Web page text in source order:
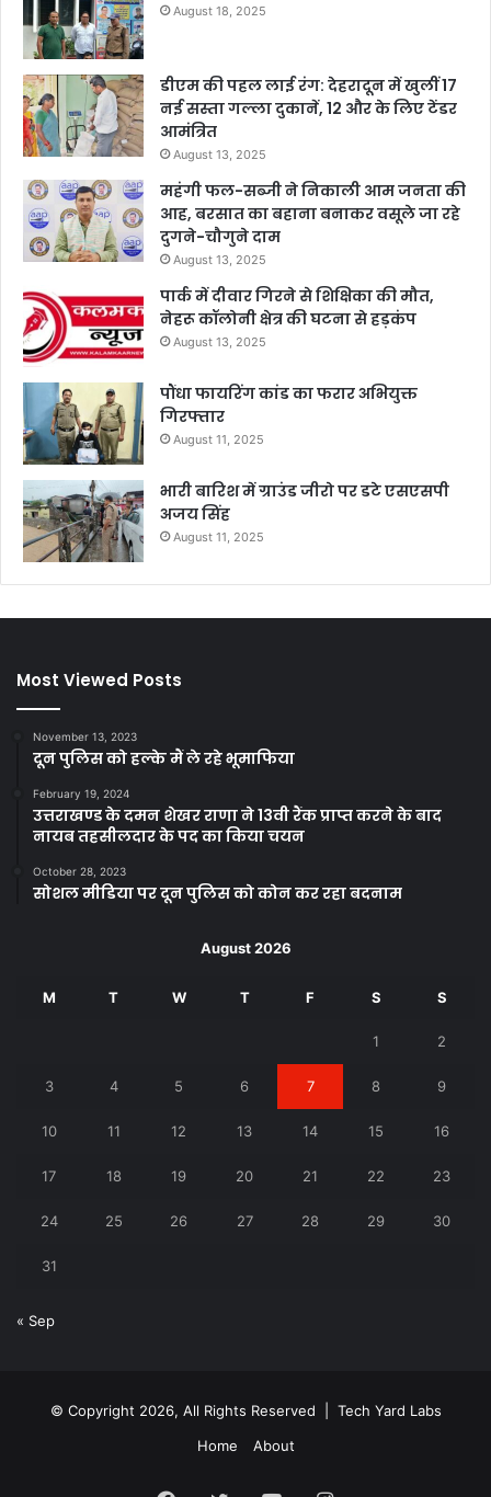
August 18, 2025
डीएम की पहल लाई रंग: देहरादून में खुलीं 17
नई सस्ता गल्ला दुकानें, 12 और के लिए टेंडर
आमंत्रित
August 13, 2025
महंगी फल-सब्जी ने निकाली आम जनता की
आह, बरसात का बहाना बनाकर वसूले जा रहे
दुगने-चौगुने दाम
August 13, 2025
पार्क में दीवार गिरने से शिक्षिका की मौत,
नेहरू कॉलोनी क्षेत्र की घटना से हड़कंप
August 13, 2025
पौंधा फायरिंग कांड का फरार अभियुक्त
गिरफ्तार
August 11, 2025
भारी बारिश में ग्राउंड जीरो पर डटे एसएसपी
अजय सिंह
August 11, 2025
Most Viewed Posts
November 13, 2023
दून पुलिस को हल्के मैं ले रहे भूमाफिया
February 19, 2024
उत्तराखण्ड के दमन शेखर राणा ने 13वी रैंक प्राप्त करने के बाद
नायब तहसीलदार के पद का किया चयन
October 28, 2023
सोशल मीडिया पर दून पुलिस को कोन कर रहा बदनाम
August 2026
M T W T F S S
1 2
3 4 5 6 7 8 9
10 11 12 13 14 15 16
17 18 19 20 21 22 23
24 25 26 27 28 29 30
31
« Sep
© Copyright 2026, All Rights Reserved | Tech Yard Labs
Home
About